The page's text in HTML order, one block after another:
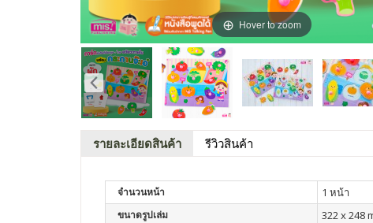
Hover to zoom
รายละเอียดสินค้า รีวิวสินค้า
จำนวนหน้า 1 หน้า
ขนาดรูปเล่ม 322 x 248